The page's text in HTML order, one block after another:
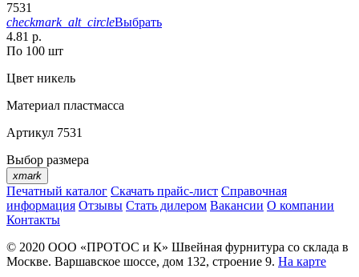
7531
checkmark_alt_circleВыбрать
4.81 р.
По 100 шт
Цвет никель
Материал пластмасса
Артикул 7531
Выбор размера
xmark
Печатный каталог Скачать прайс-лист Справочная
информация Отзывы Стать дилером Вакансии О компании
Контакты
© 2020 ООО «ПРОТОС и К» Швейная фурнитура со склада в
Москве. Варшавское шоссе, дом 132, строение 9. На карте